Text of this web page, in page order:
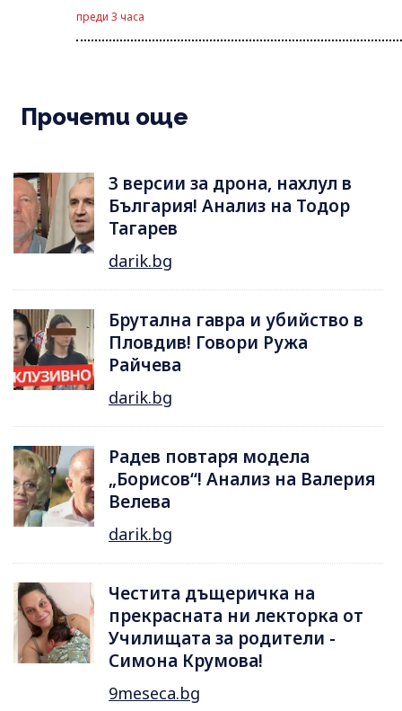
преди 3 часа
Прочети още
3 версии за дрона, нахлул в
България! Анализ на Тодор
Тагарев
darik.bg
Брутална гавра и убийство в
Пловдив! Говори Ружа
Райчева
darik.bg
Радев повтаря модела
„Борисов“! Анализ на Валерия
Велева
darik.bg
Честита дъщеричка на
прекрасната ни лекторка от
Училищата за родители -
Симона Крумова!
9meseca.bg